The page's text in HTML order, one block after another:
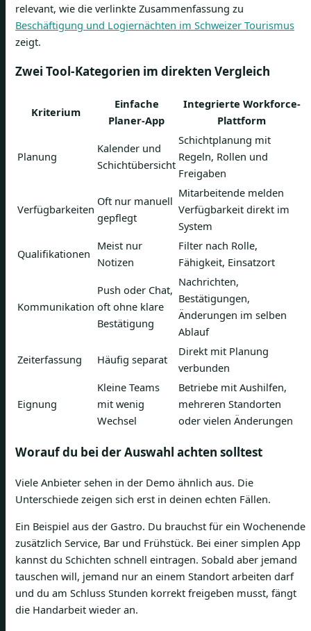
relevant, wie die verlinkte Zusammenfassung zu
Beschäftigung und Logiernächten im Schweizer Tourismus
zeigt.
Zwei Tool-Kategorien im direkten Vergleich
Kriterium
Einfache
Planer-App
Integrierte Workforce-
Plattform
Planung
Kalender und
Schichtübersicht
Schichtplanung mit
Regeln, Rollen und
Freigaben
Verfügbarkeiten
Oft nur manuell
gepflegt
Mitarbeitende melden
Verfügbarkeit direkt im
System
Qualifikationen
Meist nur
Notizen
Filter nach Rolle,
Fähigkeit, Einsatzort
Kommunikation
Push oder Chat,
oft ohne klare
Bestätigung
Nachrichten,
Bestätigungen,
Änderungen im selben
Ablauf
Zeiterfassung
Häufig separat
Direkt mit Planung
verbunden
Eignung
Kleine Teams
mit wenig
Wechsel
Betriebe mit Aushilfen,
mehreren Standorten
oder vielen Änderungen
Worauf du bei der Auswahl achten solltest
Viele Anbieter sehen in der Demo ähnlich aus. Die
Unterschiede zeigen sich erst in deinen echten Fällen.
Ein Beispiel aus der Gastro. Du brauchst für ein Wochenende
zusätzlich Service, Bar und Frühstück. Bei einer simplen App
kannst du Schichten schnell eintragen. Sobald aber jemand
tauschen will, jemand nur an einem Standort arbeiten darf
und du am Schluss Stunden korrekt freigeben musst, fängt
die Handarbeit wieder an.